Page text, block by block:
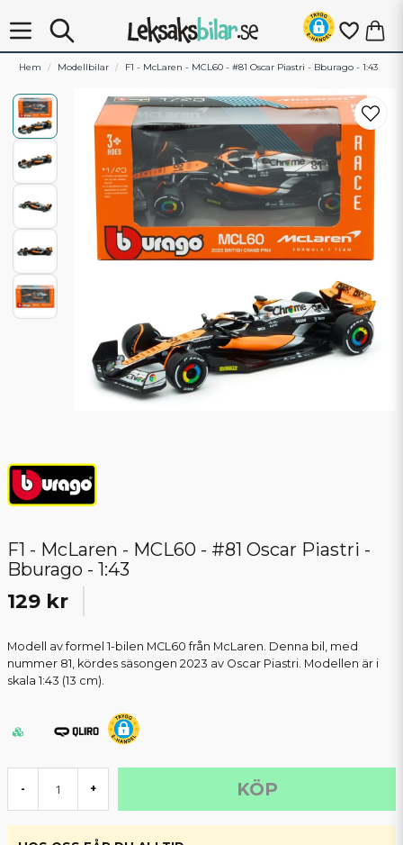
Hem Modellbilar F1 - McLaren - MCL60 - #81 Oscar Piastri - Bburago - 1:43
F1 - McLaren - MCL60 - #81 Oscar Piastri -
Bburago - 1:43
129 kr
Modell av formel 1-bilen MCL60 från McLaren. Denna bil, med
nummer 81, kördes säsongen 2023 av Oscar Piastri. Modellen är i
skala 1:43 (13 cm).
- + KÖP